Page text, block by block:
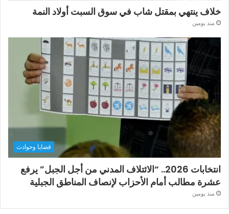
خلاف ينتهي بمقتل شاب في سوق السبت أولاد النمة
منذ يومين
قضايا وحوادث
انتخابات 2026.. “الائتلاف المدني من أجل الجبل” يرفع
عشرة مطالب أمام الأحزاب لإنصاف المناطق الجبلية
منذ يومين